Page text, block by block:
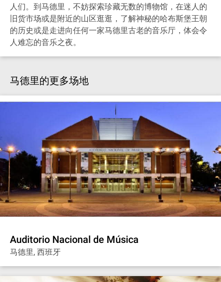
人们。到马德里，不妨探索珍藏无数的博物馆，在迷人的
旧货市场或是附近的山区逛逛，了解神秘的哈布斯堡王朝
的历史或是走进向任何一家马德里古老的音乐厅，体会令
人难忘的音乐之夜。
马德里的更多场地
Auditorio Nacional de Música
马德里, 西班牙